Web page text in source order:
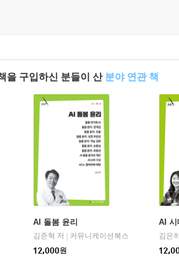
을 구입하신 분들이 산 분야 연관 책
AI 돌봄 윤리
김준혁 저
커뮤니케이션북스
12,000원
AI 시
김은